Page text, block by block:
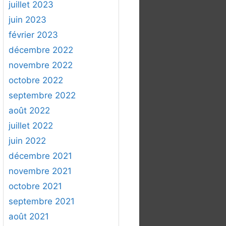
juillet 2023
juin 2023
février 2023
décembre 2022
novembre 2022
octobre 2022
septembre 2022
août 2022
juillet 2022
juin 2022
décembre 2021
novembre 2021
octobre 2021
septembre 2021
août 2021